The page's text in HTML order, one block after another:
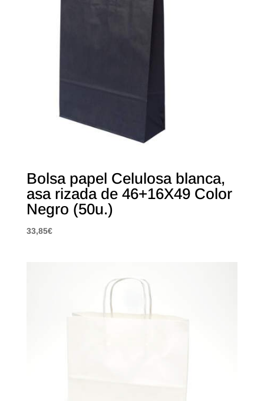
Bolsa papel Celulosa blanca,
asa rizada de 46+16X49 Color
Negro (50u.)
33,85€